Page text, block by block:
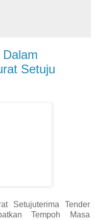
Setuju
Setujuterima Tender
Tempoh Masa